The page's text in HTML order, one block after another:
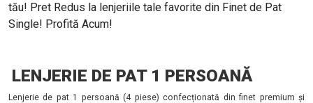
tău! Pret Redus la lenjeriile tale favorite din Finet de Pat
Single! Profită Acum!
LENJERIE DE PAT 1 PERSOANĂ
Lenjerie de pat 1 persoană (4 piese) confecționată din finet premium și